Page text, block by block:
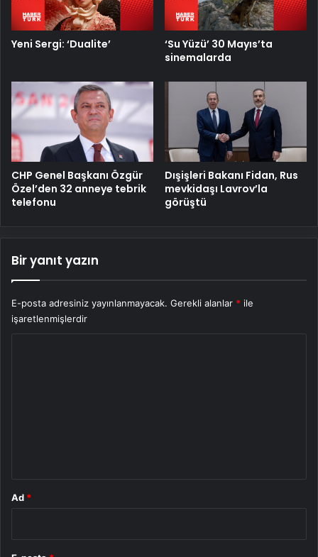
Yeni Sergi: ‘Dualite’
‘Su Yüzü’ 30 Mayıs’ta
sinemalarda
CHP Genel Başkanı Özgür
Özel’den 32 anneye tebrik
telefonu
Dışişleri Bakanı Fidan, Rus
mevkidaşı Lavrov’la
görüştü
Bir yanıt yazın
E-posta adresiniz yayınlanmayacak. Gerekli alanlar * ile
işaretlenmişlerdir
Ad *